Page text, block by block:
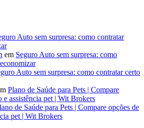
Auto sem surpresa: como contratar
em Seguro Auto sem surpresa: como
Auto sem surpresa: como contratar certo
Plano de Saúde para Pets | Compare
e assistência pet | Wit Brokers
de Saúde para Pets | Compare opções de
pet | Wit Brokers